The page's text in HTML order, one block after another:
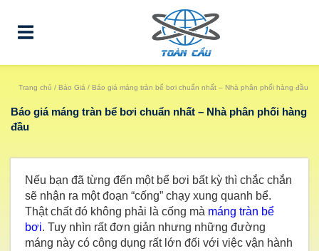
Trang chủ / Báo Giá / Báo giá máng tràn bể bơi chuẩn nhất – Nhà phân phối hàng đầu
Báo giá máng tràn bể bơi chuẩn nhất – Nhà phân phối hàng
đầu
Nếu bạn đã từng đến một bể bơi bất kỳ thì chắc chắn
sẽ nhận ra một đoạn “cống” chạy xung quanh bể.
Thật chất đó không phải là cống mà máng tràn bể
bơi. Tuy nhìn rất đơn giản nhưng những đường
máng này có công dụng rất lớn đối với việc vận hành